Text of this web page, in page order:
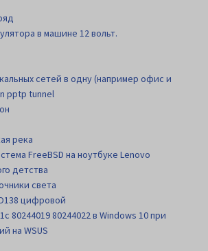
в машине 12 вольт.
сетей в одну (например офис и
pptp tunnel
река
FreeBSD на ноутбуке Lenovo
детства
света
цифровой
80244019 80244022 в Windows 10 при
на WSUS